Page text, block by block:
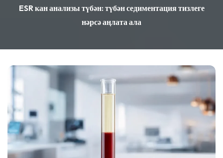
ESR кан анализы түбән: түбән седиментация тизлеге
нәрсә аңлата ала